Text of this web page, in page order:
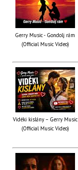
Gerry Music - Gondolj rám
(Official Music Video)
Vidéki kislány – Gerry Music
(Official Music Video)